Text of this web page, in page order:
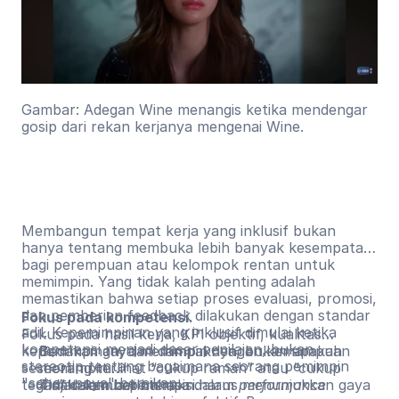
Gambar: Adegan Wine menangis ketika mendengar
gosip dari rekan kerjanya mengenai Wine.
Membangun tempat kerja yang inklusif bukan
hanya tentang membuka lebih banyak kesempatan
bagi perempuan atau kelompok rentan untuk
memimpin. Yang tidak kalah penting adalah
memastikan bahwa setiap proses evaluasi, promosi,
dan pemberian feedback dilakukan dengan standar
adil. Kepemimpinan yang inklusif dimulai ketika
kompetensi menjadi dasar penilaian, bukan
stereotip tentang bagaimana seorang pemimpin
"seharusnya" bersikap.
Fokus pada kompetensi.
Fokus pada hasil kerja, KPI objektif, kualitas
kepemimpinan, dan dampaknya, bukan apakah
seseorang terlihat “cukup ramah” atau “cukup
tegas” dalam berinteraksi.
Bedakan gaya memimpin dengan kemampuan
memimpin.
Tidak semua pemimpin harus menunjukkan gaya
Tinjau kembali bahasa dalamperformance